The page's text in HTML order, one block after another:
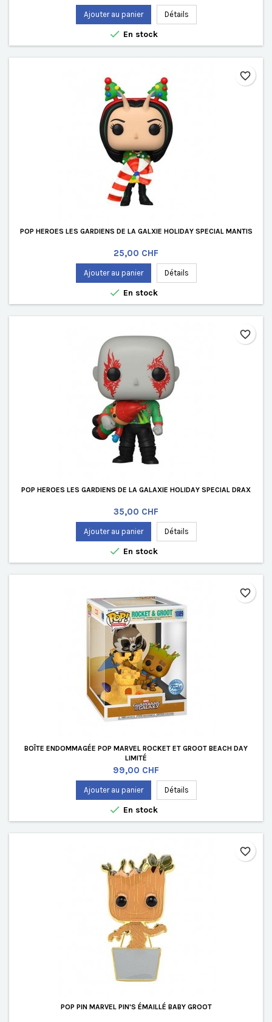
Ajouter au panier Détails
 En stock
POP HEROES LES GARDIENS DE LA GALXIE HOLIDAY SPECIAL MANTIS
Prix
25,00 CHF
Ajouter au panier Détails
 En stock
favorite_border
POP HEROES LES GARDIENS DE LA GALAXIE HOLIDAY SPECIAL DRAX
Prix
35,00 CHF
Ajouter au panier Détails
 En stock
favorite_border
BOÎTE ENDOMMAGÉE POP MARVEL ROCKET ET GROOT BEACH DAY
LIMITÉ
Prix
99,00 CHF
Ajouter au panier Détails
 En stock
favorite_border
POP PIN MARVEL PIN'S ÉMAILLÉ BABY GROOT
favorite_border